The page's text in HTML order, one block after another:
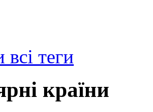
всі теги
країни